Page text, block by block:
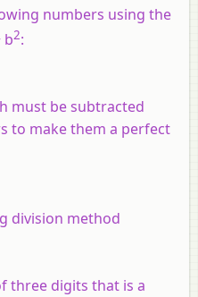
numbers using the
b2:
must be subtracted
to make them a perfect
division method
three digits that is a